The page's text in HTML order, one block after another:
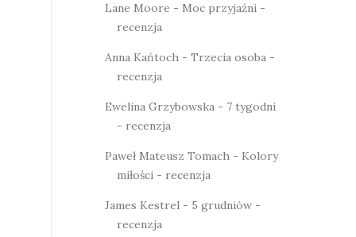
Lane Moore - Moc przyjaźni -
recenzja
Anna Kańtoch - Trzecia osoba -
recenzja
Ewelina Grzybowska - 7 tygodni
- recenzja
Paweł Mateusz Tomach - Kolory
miłości - recenzja
James Kestrel - 5 grudniów -
recenzja